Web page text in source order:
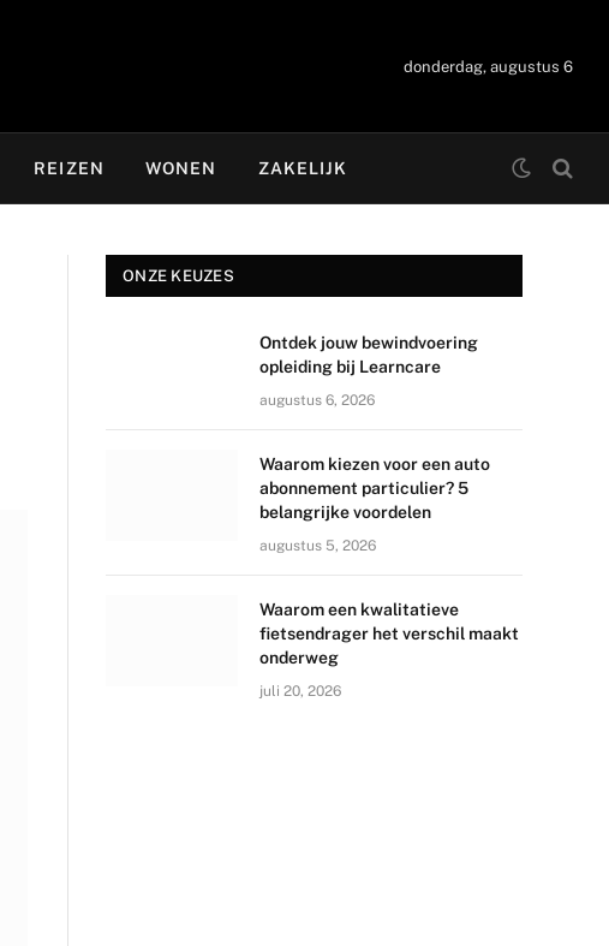
donderdag, augustus 6
REIZEN WONEN ZAKELIJK
ONZE KEUZES
Ontdek jouw bewindvoering
opleiding bij Learncare
augustus 6, 2026
Waarom kiezen voor een auto
abonnement particulier? 5
belangrijke voordelen
augustus 5, 2026
Waarom een kwalitatieve
fietsendrager het verschil maakt
onderweg
juli 20, 2026